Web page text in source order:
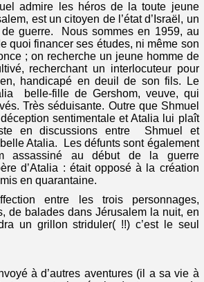
admire les héros de la toute jeune
est un citoyen de l’état d’Israël, un
guerre. Nous sommes en 1959, au
quoi financer ses études, ni même son
; on recherche un jeune homme de
recherchant un interlocuteur pour
handicapé en deuil de son fils. Le
belle-fille de Gershom, veuve, qui
Très séduisante. Outre que Shmuel
sentimentale et Atalia lui plaît
en discussions entre Shmuel et
Atalia. Les défunts sont également
assassiné au début de la guerre
d’Atalia : était opposé à la création
en quarantaine.
entre les trois personnages,
de balades dans Jérusalem la nuit, en
un grillon striduler( !!) c’est le seul
à d’autres aventures (il a sa vie à